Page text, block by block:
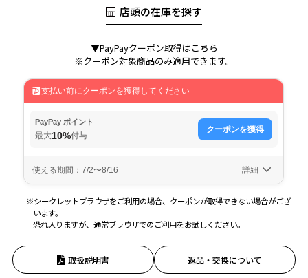
店頭の在庫を探す
▼PayPayクーポン取得はこちら
※クーポン対象商品のみ適用できます。
※シークレットブラウザをご利用の場合、クーポンが取得できない場合がござ
います。
恐れ入りますが、通常ブラウザでのご利用をお試しください。
取扱説明書 返品・交換について